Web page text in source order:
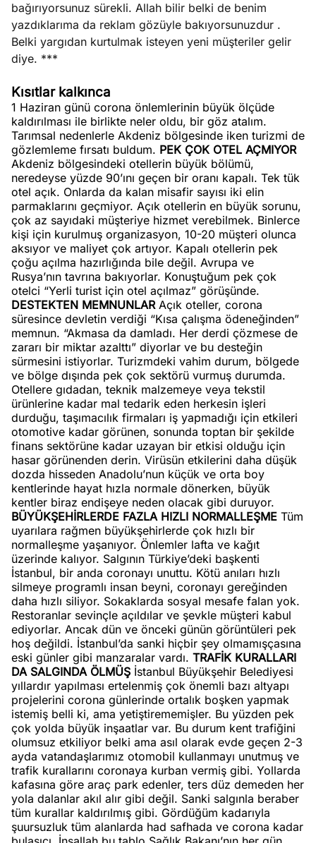
bağırıyorsunuz sürekli. Allah bilir belki de benim
yazdıklarıma da reklam gözüyle bakıyorsunuzdur .
Belki yargıdan kurtulmak isteyen yeni müşteriler gelir
diye. ***
Kısıtlar kalkınca
1 Haziran günü corona önlemlerinin büyük ölçüde
kaldırılması ile birlikte neler oldu, bir göz atalım.
Tarımsal nedenlerle Akdeniz bölgesinde iken turizmi de
gözlemleme fırsatı buldum. PEK ÇOK OTEL AÇMIYOR
Akdeniz bölgesindeki otellerin büyük bölümü,
neredeyse yüzde 90’ını geçen bir oranı kapalı. Tek tük
otel açık. Onlarda da kalan misafir sayısı iki elin
parmaklarını geçmiyor. Açık otellerin en büyük sorunu,
çok az sayıdaki müşteriye hizmet verebilmek. Binlerce
kişi için kurulmuş organizasyon, 10-20 müşteri olunca
aksıyor ve maliyet çok artıyor. Kapalı otellerin pek
çoğu açılma hazırlığında bile değil. Avrupa ve
Rusya’nın tavrına bakıyorlar. Konuştuğum pek çok
otelci “Yerli turist için otel açılmaz” görüşünde.
DESTEKTEN MEMNUNLARAçık oteller, corona
süresince devletin verdiği “Kısa çalışma ödeneğinden”
memnun. “Akmasa da damladı. Her derdi çözmese de
zararı bir miktar azalttı” diyorlar ve bu desteğin
sürmesini istiyorlar. Turizmdeki vahim durum, bölgede
ve bölge dışında pek çok sektörü vurmuş durumda.
Otellere gıdadan, teknik malzemeye veya tekstil
ürünlerine kadar mal tedarik eden herkesin işleri
durduğu, taşımacılık firmaları iş yapmadığı için etkileri
otomotive kadar görünen, sonunda toptan bir şekilde
finans sektörüne kadar uzayan bir etkisi olduğu için
hasar görünenden derin. Virüsün etkilerini daha düşük
dozda hisseden Anadolu’nun küçük ve orta boy
kentlerinde hayat hızla normale dönerken, büyük
kentler biraz endişeye neden olacak gibi duruyor.
BÜYÜKŞEHİRLERDE FAZLA HIZLI NORMALLEŞME Tüm
uyarılara rağmen büyükşehirlerde çok hızlı bir
normalleşme yaşanıyor. Önlemler lafta ve kağıt
üzerinde kalıyor. Salgının Türkiye’deki başkenti
İstanbul, bir anda coronayı unuttu. Kötü anıları hızlı
silmeye programlı insan beyni, coronayı gereğinden
daha hızlı siliyor. Sokaklarda sosyal mesafe falan yok.
Restoranlar sevinçle açıldılar ve şevkle müşteri kabul
ediyorlar. Ancak dün ve önceki günün görüntüleri pek
hoş değildi. İstanbul’da sanki hiçbir şey olmamışçasına
eski günler gibi manzaralar vardı. TRAFİK KURALLARI
DA SALGINDA ÖLMÜŞ İstanbul Büyükşehir Belediyesi
yıllardır yapılması ertelenmiş çok önemli bazı altyapı
projelerini corona günlerinde ortalık boşken yapmak
istemiş belli ki, ama yetiştirememişler. Bu yüzden pek
çok yolda büyük inşaatlar var. Bu durum kent trafiğini
olumsuz etkiliyor belki ama asıl olarak evde geçen 2-3
ayda vatandaşlarımız otomobil kullanmayı unutmuş ve
trafik kurallarını coronaya kurban vermiş gibi. Yollarda
kafasına göre araç park edenler, ters düz demeden her
yola dalanlar akıl alır gibi değil. Sanki salgınla beraber
tüm kurallar kaldırılmış gibi. Gördüğüm kadarıyla
şuursuzluk tüm alanlarda had safhada ve corona kadar